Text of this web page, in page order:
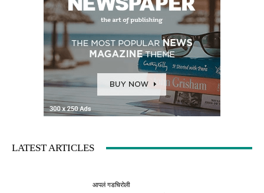
LATEST ARTICLES
आपलं गडचिरोली